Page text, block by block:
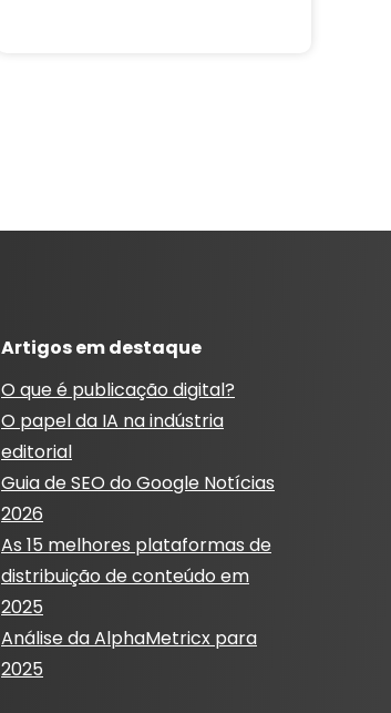
Artigos em destaque
O que é publicação digital?
O papel da IA ​​na indústria
editorial
Guia de SEO do Google Notícias
2026
As 15 melhores plataformas de
distribuição de conteúdo em
2025
Análise da AlphaMetricx para
2025